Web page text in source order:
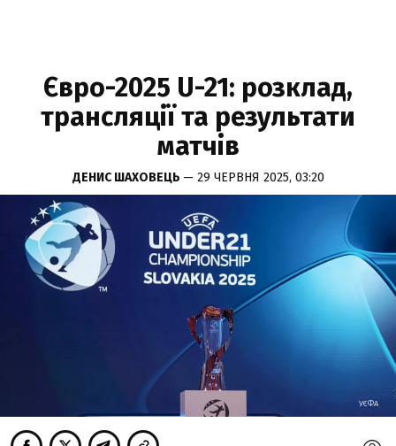
Євро-2025 U-21: розклад,
трансляції та результати
матчів
ДЕНИС ШАХОВЕЦЬ — 29 ЧЕРВНЯ 2025, 03:20
УЄФА